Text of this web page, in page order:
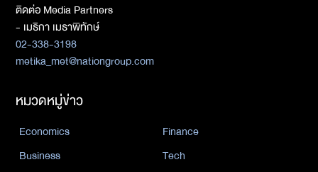
ติดต่อ Media Partners
- เมธิกา เมธาพิทักษ์
02-338-3198
metika_met@nationgroup.com
หมวดหมู่ข่าว
Economics
Finance
Business
Tech